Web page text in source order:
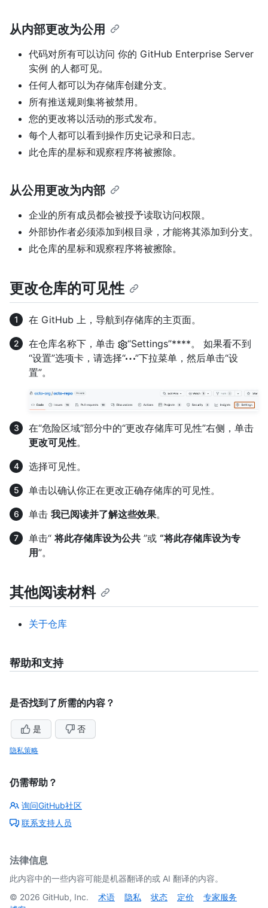
从内部更改为公用
代码对所有可以访问 你的 GitHub Enterprise Server
实例 的人都可见。
任何人都可以为存储库创建分支。
所有推送规则集将被禁用。
您的更改将以活动的形式发布。
每个人都可以看到操作历史记录和日志。
此仓库的星标和观察程序将被擦除。
从公用更改为内部
企业的所有成员都会被授予读取访问权限。
外部协作者必须添加到根目录，才能将其添加到分支。
此仓库的星标和观察程序将被擦除。
更改仓库的可见性
在 GitHub 上，导航到存储库的主页面。
在仓库名称下，单击
“Settings”****。 如果看不到
“设置”选项卡，请选择“
”下拉菜单，然后单击“设
置”。
在“危险区域”部分中的“更改存储库可见性”右侧，单击
更改可见性。
选择可见性。
单击以确认你正在更改正确存储库的可见性。
单击 我已阅读并了解这些效果。
单击“将此存储库设为公共 ”或 “将此存储库设为专
用”。
其他阅读材料
关于仓库
帮助和支持
是否找到了所需的内容？
是 否
隐私策略
仍需帮助？
询问GitHub社区
联系支持人员
法律信息
此内容中的一些内容可能是机器翻译的或 AI 翻译的内容。
© 2026 GitHub, Inc. 术语 隐私 状态 定价
专家服务